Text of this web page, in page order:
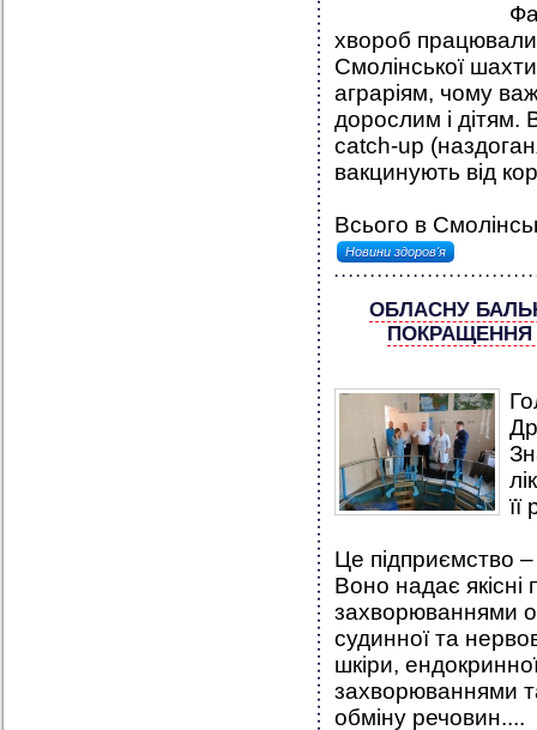
хвороб
Смолінської
аграріям, чому
дорослим і дітям.
catch-up
вакцинують від
Всього в
Новини здоров'я
ОБЛАСНУ
ПОКРАЩЕННЯ
Це підприємство
Воно надає якісні
захворюваннями
судинної та
шкіри,
захворюваннями
обміну речовин....